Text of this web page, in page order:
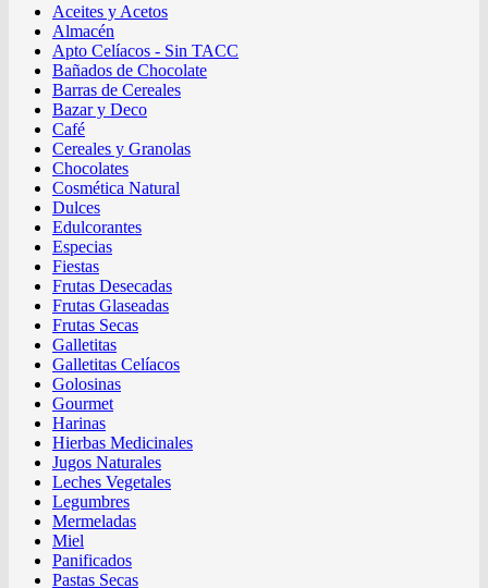
Aceites y Acetos
Almacén
Apto Celíacos - Sin TACC
Bañados de Chocolate
Barras de Cereales
Bazar y Deco
Café
Cereales y Granolas
Chocolates
Cosmética Natural
Dulces
Edulcorantes
Especias
Fiestas
Frutas Desecadas
Frutas Glaseadas
Frutas Secas
Galletitas
Galletitas Celíacos
Golosinas
Gourmet
Harinas
Hierbas Medicinales
Jugos Naturales
Leches Vegetales
Legumbres
Mermeladas
Miel
Panificados
Pastas Secas